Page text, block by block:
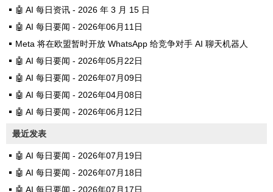
🤖 AI 每日资讯 - 2026 年 3 月 15 日
🤖 AI 每日要闻 - 2026年06月11日
Meta 将在欧盟暂时开放 WhatsApp 给竞争对手 AI 聊天机器人
🤖 AI 每日要闻 - 2026年05月22日
🤖 AI 每日要闻 - 2026年07月09日
🤖 AI 每日要闻 - 2026年04月08日
🤖 AI 每日要闻 - 2026年06月12日
最近发表
🤖 AI 每日要闻 - 2026年07月19日
🤖 AI 每日要闻 - 2026年07月18日
🤖 AI 每日要闻 - 2026年07月17日